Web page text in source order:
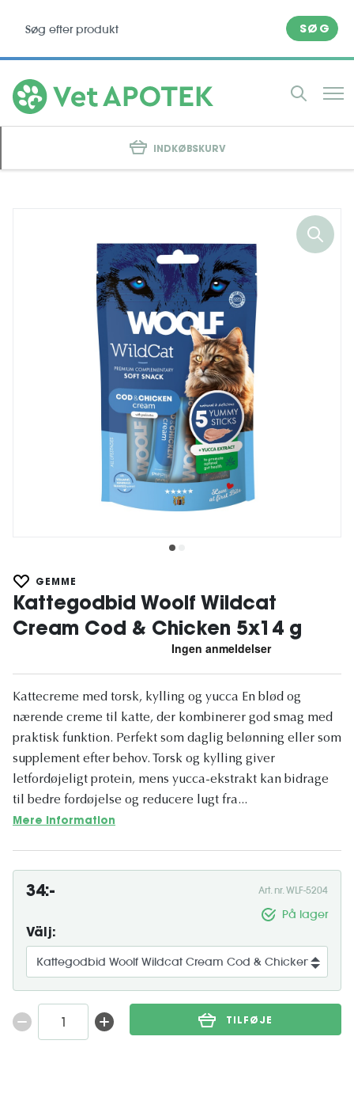
SØG
INDKØBSKURV
GEMME
Kattegodbid Woolf Wildcat
Cream Cod & Chicken 5x14 g
Kattecreme med torsk, kylling og yucca En blød og
nærende creme til katte, der kombinerer god smag med
praktisk funktion. Perfekt som daglig belønning eller som
supplement efter behov. Torsk og kylling giver
letfordøjeligt protein, mens yucca-ekstrakt kan bidrage
til bedre fordøjelse og reducere lugt fra...
Mere information
34:- Art. nr. WLF-5204
På lager
Välj:
TILFØJE